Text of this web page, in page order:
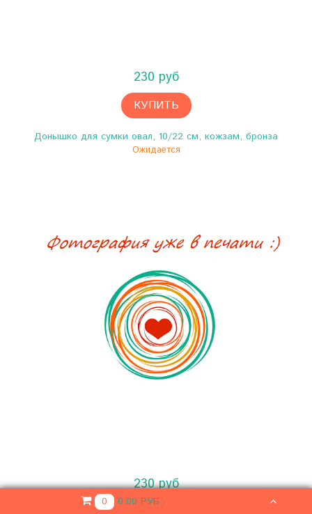
230 руб
КУПИТЬ
Донышко для сумки овал, 10/22 см, кожзам, бронза
Ожидается
230 руб
0 0.00 РУБ